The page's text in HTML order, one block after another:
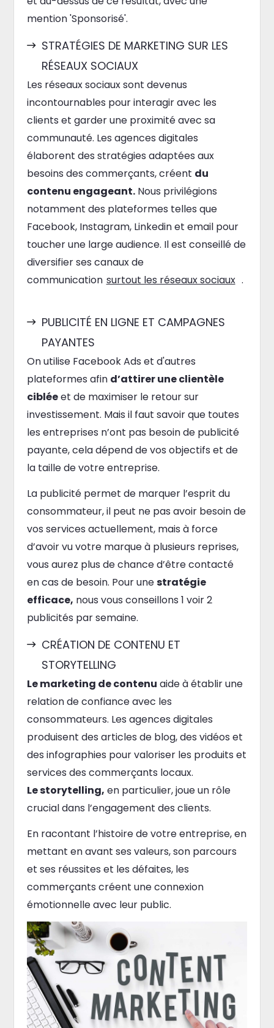
mention 'Sponsorisé'.
STRATÉGIES DE MARKETING SUR LES
RÉSEAUX SOCIAUX
Les réseaux sociaux sont devenus
incontournables pour interagir avec les
clients et garder une proximité avec sa
communauté. Les agences digitales
élaborent des stratégies adaptées aux
besoins des commerçants, créent du
contenu engageant.Nous privilégions
notamment des plateformes telles que
Facebook, Instagram, Linkedin et email pour
toucher une large audience. Il est conseillé de
diversifier ses canaux de
communication surtout les réseaux sociaux .
PUBLICITÉ EN LIGNE ET CAMPAGNES
PAYANTES
On utilise Facebook Ads et d'autres
plateformes afin d’attirer une clientèle
cibléeet de maximiser le retour sur
investissement. Mais il faut savoir que toutes
les entreprises n’ont pas besoin de publicité
payante, cela dépend de vos objectifs et de
la taille de votre entreprise.
La publicité permet de marquer l’esprit du
consommateur, il peut ne pas avoir besoin de
vos services actuellement, mais à force
d’avoir vu votre marque à plusieurs reprises,
vous aurez plus de chance d’être contacté
en cas de besoin. Pour unestratégie
efficace, nous vous conseillons 1 voir 2
publicités par semaine.
CRÉATION DE CONTENU ET
STORYTELLING
Le marketing de contenu aide à établir une
relation de confiance avec les
consommateurs. Les agences digitales
produisent des articles de blog, des vidéos et
des infographies pour valoriser les produits et
services des commerçants locaux.
Le storytelling, en particulier, joue un rôle
crucial dans l’engagement des clients.
En racontant l’histoire de votre entreprise, en
mettant en avant ses valeurs, son parcours
et ses réussites et les défaites, les
commerçants créent une connexion
émotionnelle avec leur public.